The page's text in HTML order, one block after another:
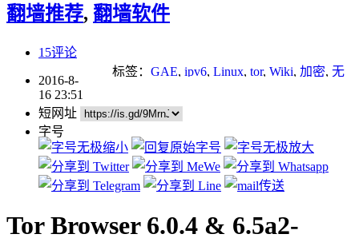
翻墙推荐, 翻墙软件
15评论
标签： GAE, ipv6, Linux, tor, Wiki, 加密, 无
2016-8-
16 23:51
短网址
字号
Tor Browser 6.0.4 & 6.5a2-